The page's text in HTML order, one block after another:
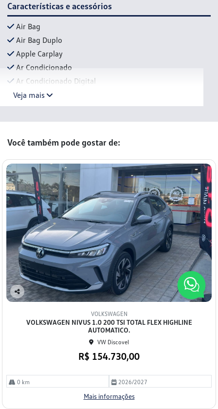
Características e acessórios
Air Bag
Air Bag Duplo
Apple Carplay
Ar Condicionado
Ar Condicionado Digital
Veja mais
Você também pode gostar de:
Co
VOLKSWAGEN
VOLKSWAGEN NIVUS 1.0 200 TSI TOTAL FLEX HIGHLINE
AUTOMATICO.
VW Discovel
R$ 154.730,00
0 km 2026/2027
Mais informações